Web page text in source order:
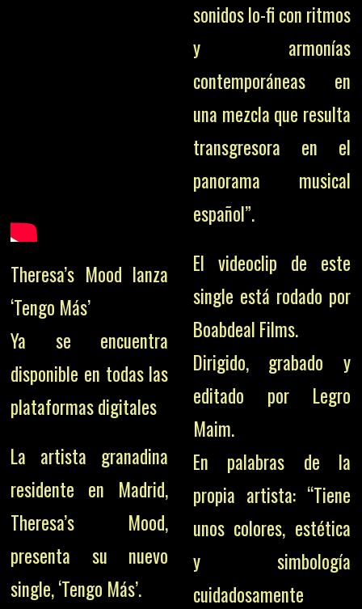
Theresa’s Mood lanza
‘Tengo Más’
Ya se encuentra
disponible en todas las
plataformas digitales
La artista granadina
residente en Madrid,
Theresa’s Mood,
presenta su nuevo
single, ‘Tengo Más’.
sonidos lo-fi con ritmos
y armonías
contemporáneas en
una mezcla que resulta
transgresora en el
panorama musical
español”.
El videoclip de este
single está rodado por
Boabdeal Films.
Dirigido, grabado y
editado por Legro
Maim.
En palabras de la
propia artista: “Tiene
unos colores, estética
y simbología
cuidadosamente